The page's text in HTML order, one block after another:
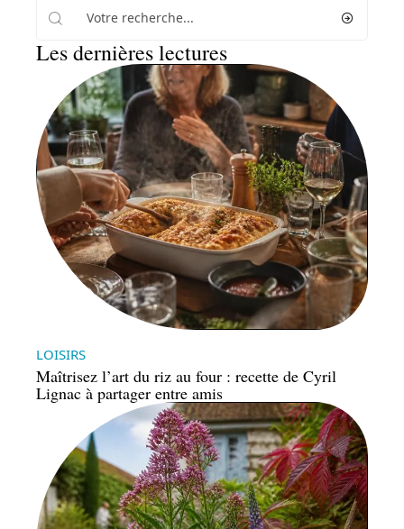
Les dernières lectures
LOISIRS
Maîtrisez l’art du riz au four : recette de Cyril
Lignac à partager entre amis